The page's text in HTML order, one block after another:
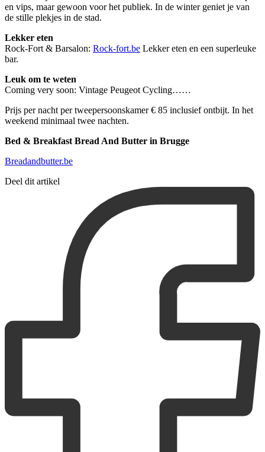
en vips, maar gewoon voor het publiek. In de winter geniet je van
de stille plekjes in de stad.
Lekker eten
Rock-Fort & Barsalon: Rock-fort.be Lekker eten en een superleuke
bar.
Leuk om te weten
Coming very soon: Vintage Peugeot Cycling……
Prijs per nacht per tweepersoonskamer € 85 inclusief ontbijt. In het
weekend minimaal twee nachten.
Bed & Breakfast Bread And Butter in Brugge
Breadandbutter.be
Deel dit artikel